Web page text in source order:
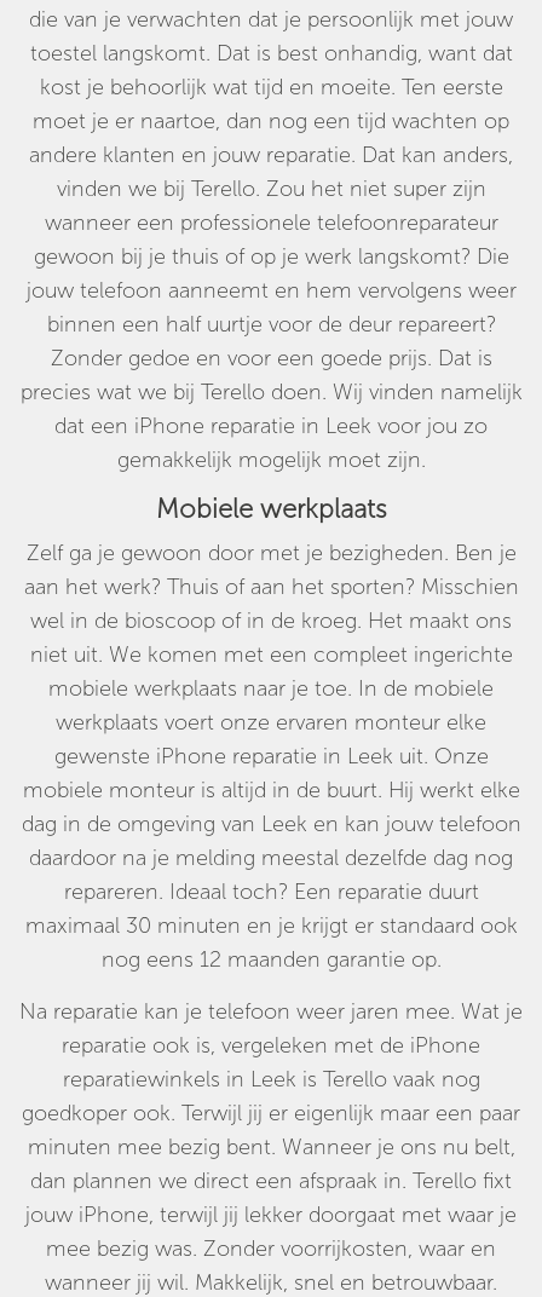
die van je verwachten dat je persoonlijk met jouw
toestel langskomt. Dat is best onhandig, want dat
kost je behoorlijk wat tijd en moeite. Ten eerste
moet je er naartoe, dan nog een tijd wachten op
andere klanten en jouw reparatie. Dat kan anders,
vinden we bij Terello. Zou het niet super zijn
wanneer een professionele telefoonreparateur
gewoon bij je thuis of op je werk langskomt? Die
jouw telefoon aanneemt en hem vervolgens weer
binnen een half uurtje voor de deur repareert?
Zonder gedoe en voor een goede prijs. Dat is
precies wat we bij Terello doen. Wij vinden namelijk
dat een iPhone reparatie in Leek voor jou zo
gemakkelijk mogelijk moet zijn.
Mobiele werkplaats
Zelf ga je gewoon door met je bezigheden. Ben je
aan het werk? Thuis of aan het sporten? Misschien
wel in de bioscoop of in de kroeg. Het maakt ons
niet uit. We komen met een compleet ingerichte
mobiele werkplaats naar je toe. In de mobiele
werkplaats voert onze ervaren monteur elke
gewenste iPhone reparatie in Leek uit. Onze
mobiele monteur is altijd in de buurt. Hij werkt elke
dag in de omgeving van Leek en kan jouw telefoon
daardoor na je melding meestal dezelfde dag nog
repareren. Ideaal toch? Een reparatie duurt
maximaal 30 minuten en je krijgt er standaard ook
nog eens 12 maanden garantie op.
Na reparatie kan je telefoon weer jaren mee. Wat je
reparatie ook is, vergeleken met de iPhone
reparatiewinkels in Leek is Terello vaak nog
goedkoper ook. Terwijl jij er eigenlijk maar een paar
minuten mee bezig bent. Wanneer je ons nu belt,
dan plannen we direct een afspraak in. Terello fixt
jouw iPhone, terwijl jij lekker doorgaat met waar je
mee bezig was. Zonder voorrijkosten, waar en
wanneer jij wil. Makkelijk, snel en betrouwbaar.